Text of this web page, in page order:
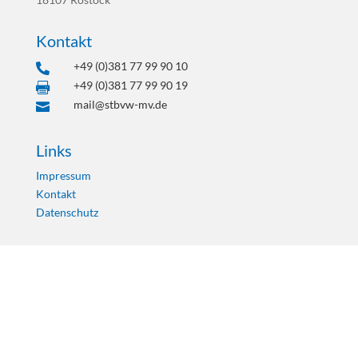
Kontakt

+49 (0)381 77 99 90 10

+49 (0)381 77 99 90 19

mail@stbvw-mv.de
Links
Impressum
Kontakt
Datenschutz